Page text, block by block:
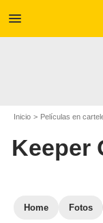
menu
Inicio Películas en
Keeper
Home Fotos